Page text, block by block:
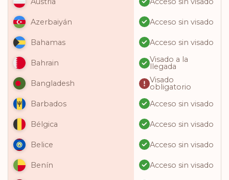
Azerbaiyán Acceso sin visado
Bahamas Acceso sin visado
Bahrain Visado a la
llegada
Bangladesh
Visado
obligatorio
Barbados
Acceso sin visado
Bélgica Acceso sin visado
Belice Acceso sin visado
Benín Acceso sin visado